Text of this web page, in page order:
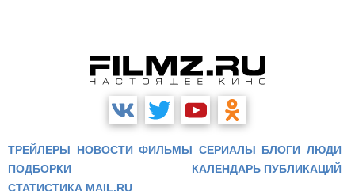
ТРЕЙЛЕРЫ НОВОСТИ ФИЛЬМЫ СЕРИАЛЫ БЛОГИ ЛЮДИ
ПОДБОРКИ
КАЛЕНДАРЬ ПУБЛИКАЦИЙ
СТАТИСТИКА MAIL.RU